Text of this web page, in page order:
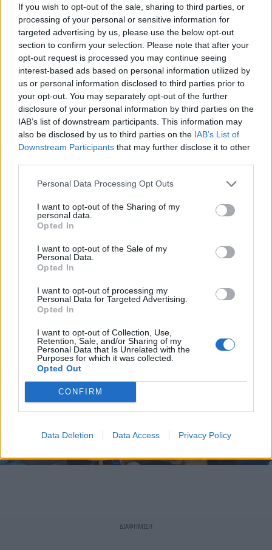
If you wish to opt-out of the sale, sharing to third parties, or
processing of your personal or sensitive information for
targeted advertising by us, please use the below opt-out
section to confirm your selection. Please note that after your
opt-out request is processed you may continue seeing
interest-based ads based on personal information utilized by
us or personal information disclosed to third parties prior to
your opt-out. You may separately opt-out of the further
disclosure of your personal information by third parties on the
IAB’s list of downstream participants. This information may
also be disclosed by us to third parties on the IAB’s List of
Downstream Participants that may further disclose it to other
Personal Data Processing Opt Outs
I want to opt-out of the Sharing of my
personal data.
Opted In
I want to opt-out of the Sale of my
Personal Data.
Opted In
I want to opt-out of processing my
Personal Data for Targeted Advertising.
Opted In
I want to opt-out of Collection, Use,
Retention, Sale, and/or Sharing of my
Personal Data that Is Unrelated with the
Purposes for which it was collected.
Opted Out
CONFIRM
Data Deletion Data Access Privacy Policy